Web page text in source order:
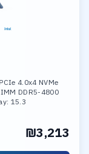
4.0x4 NVMe
DDR5-4800
15.3
₪3,213